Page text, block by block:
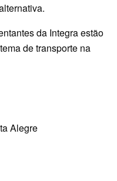
da Integra estão
de transporte na
Alegre